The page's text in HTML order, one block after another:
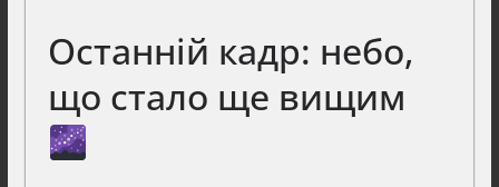
Останній кадр: небо,
що стало ще вищим